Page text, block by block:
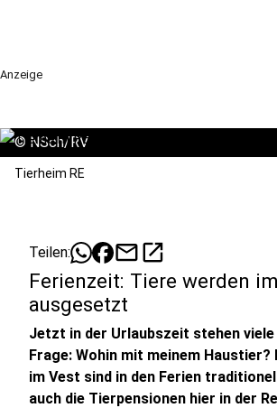
Anzeige
© NSch/RV
Tierheim RE
Teilen: mailopen_in_new
Ferienzeit: Tiere werden
ausgesetzt
Jetzt in der Urlaubszeit stehen
Frage: Wohin mit meinem Haustier?
im Vest sind in den Ferien
auch die Tierpensionen hier in der